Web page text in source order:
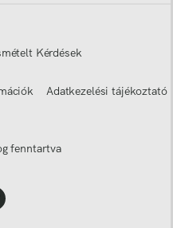
Kérdések
Adatkezelési tájékoztató
fenntartva